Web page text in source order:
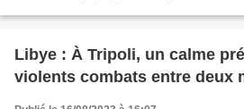
Libye : À Tripoli, un calme
violents combats entre deux